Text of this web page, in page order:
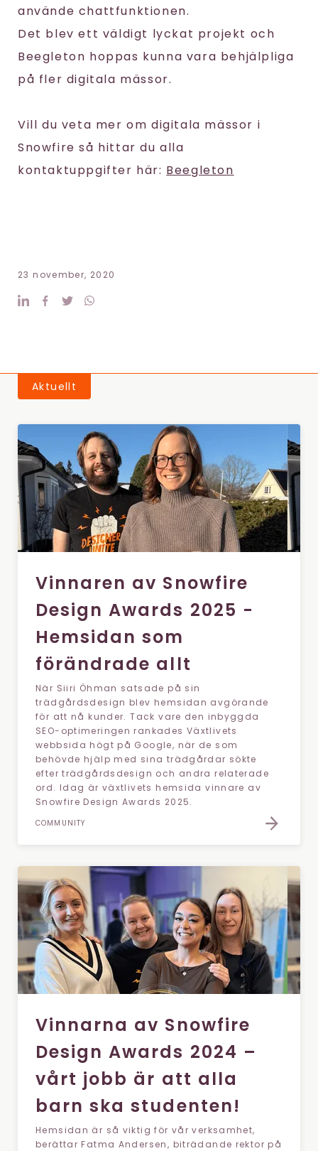
använde chattfunktionen.
Det blev ett väldigt lyckat projekt och
Beegleton hoppas kunna vara behjälpliga
på fler digitala mässor.
Vill du veta mer om digitala mässor i
Snowfire så hittar du alla
kontaktuppgifter här: Beegleton
23 november, 2020
Aktuellt
Vinnaren av Snowfire
Design Awards 2025 -
Hemsidan som
förändrade allt
När Siiri Öhman satsade på sin
trädgårdsdesign blev hemsidan avgörande
för att nå kunder. Tack vare den inbyggda
SEO-optimeringen rankades Växtlivets
webbsida högt på Google, när de som
behövde hjälp med sina trädgårdar sökte
efter trädgårdsdesign och andra relaterade
ord. Idag är växtlivets hemsida vinnare av
Snowfire Design Awards 2025.
COMMUNITY
Vinnarna av Snowfire
Design Awards 2024 –
vårt jobb är att alla
barn ska studenten!
Hemsidan är så viktig för vår verksamhet,
berättar Fatma Andersen, biträdande rektor på